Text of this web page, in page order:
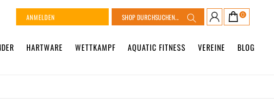
Suche
Suche Warenkorb
0
ANMELDEN
HARTWARE WETTKAMPF AQUATIC FITNESS VEREINE BLOG